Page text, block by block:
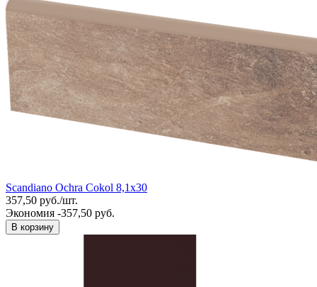
Scandiano Ochra Cokol 8,1x30
357,50 руб./шт.
Экономия -357,50 руб.
В корзину